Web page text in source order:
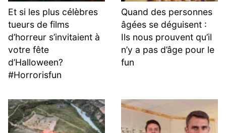
Et si les plus célèbres
tueurs de films
d’horreur s’invitaient à
votre fête
d’Halloween?
#Horrorisfun
Quand des personnes
âgées se déguisent :
Ils nous prouvent qu’il
n’y a pas d’âge pour le
fun